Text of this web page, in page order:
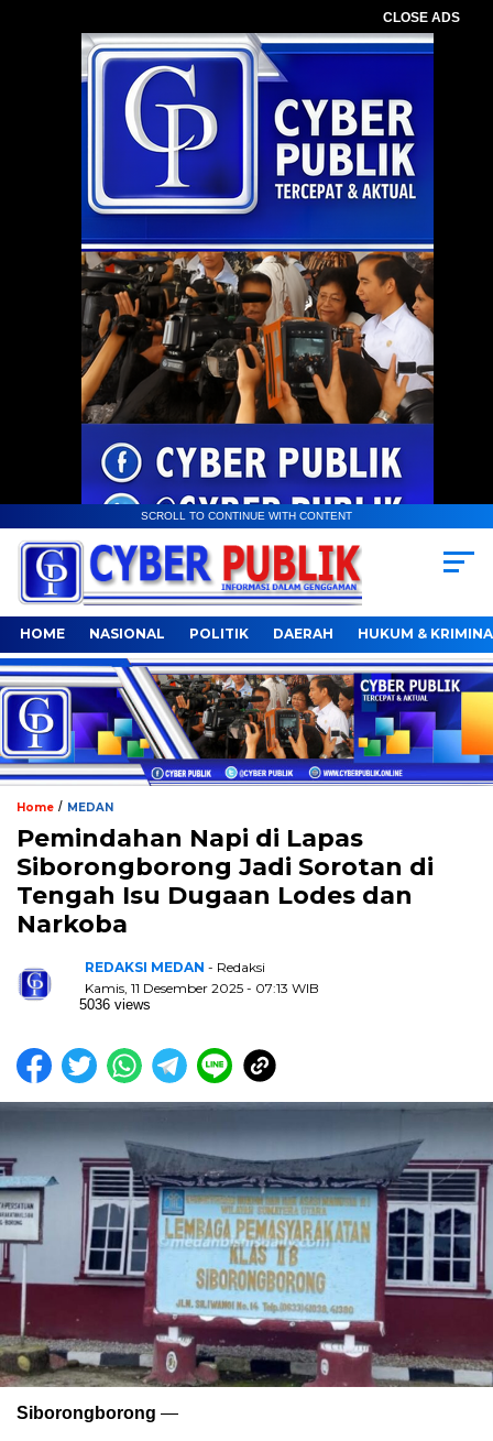
CLOSE ADS
SCROLL TO CONTINUE WITH CONTENT
HOME NASIONAL POLITIK DAERAH HUKUM &
Home / MEDAN
Pemindahan Napi di Lapas
Siborongborong Jadi Sorotan di
Tengah Isu Dugaan Lodes dan
Narkoba
REDAKSI MEDAN - Redaksi
Kamis, 11 Desember 2025 - 07:13 WIB
5036 views
Siborongborong —